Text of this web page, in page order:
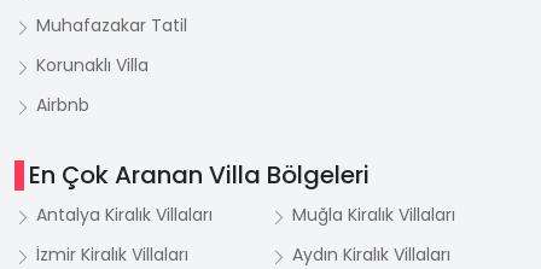
Muhafazakar Tatil
Korunaklı Villa
Airbnb
En Çok Aranan Villa Bölgeleri
Antalya Kiralık Villaları
Muğla Kiralık Villaları
İzmir Kiralık Villaları
Aydın Kiralık Villaları